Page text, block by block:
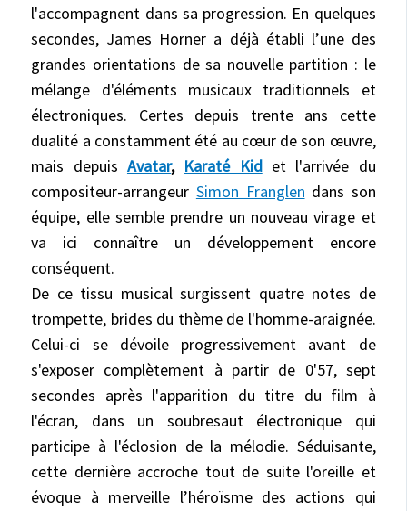
l'accompagnent dans sa progression. En quelques
secondes, James Horner a déjà établi l’une des
grandes orientations de sa nouvelle partition : le
mélange d'éléments musicaux traditionnels et
électroniques. Certes depuis trente ans cette
dualité a constamment été au cœur de son œuvre,
mais depuis Avatar, Karaté Kid et l'arrivée du
compositeur-arrangeur Simon Franglen dans son
équipe, elle semble prendre un nouveau virage et
va ici connaître un développement encore
conséquent.
De ce tissu musical surgissent quatre notes de
trompette, brides du thème de l'homme-araignée.
Celui-ci se dévoile progressivement avant de
s'exposer complètement à partir de 0'57, sept
secondes après l'apparition du titre du film à
l'écran, dans un soubresaut électronique qui
participe à l'éclosion de la mélodie. Séduisante,
cette dernière accroche tout de suite l'oreille et
évoque à merveille l’héroïsme des actions qui